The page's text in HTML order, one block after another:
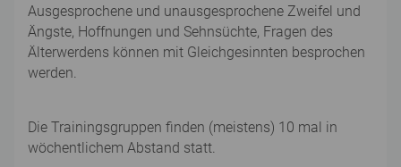
Ausgesprochene und unausgesprochene Zweifel und
Ängste, Hoffnungen und Sehnsüchte, Fragen des
Älterwerdens können mit Gleichgesinnten besprochen
werden.
Die Trainingsgruppen finden (meistens) 10 mal in
wöchentlichem Abstand statt.